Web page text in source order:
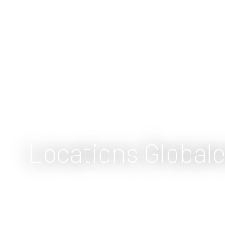
Locations Globales